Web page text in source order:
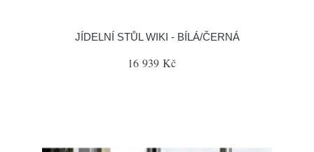
JÍDELNÍ STŮL WIKI - BÍLÁ/ČERNÁ
16 939 Kč